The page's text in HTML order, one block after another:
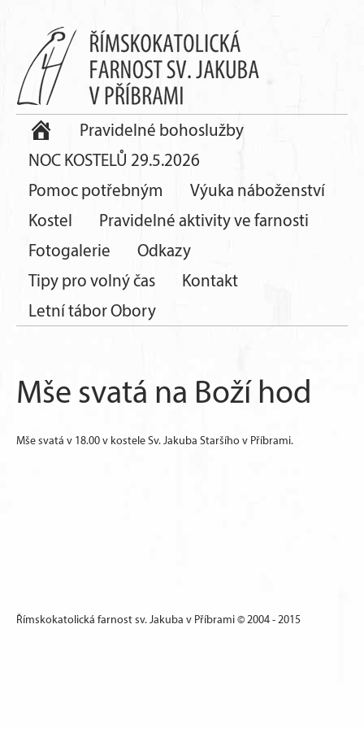
Pravidelné bohoslužby
NOC KOSTELŮ 29.5.2026
Pomoc potřebným
Výuka náboženství
Kostel
Pravidelné aktivity ve farnosti
Fotogalerie
Odkazy
Tipy pro volný čas
Kontakt
Letní tábor Obory
Mše svatá na Boží hod
Mše svatá v 18.00 v kostele Sv. Jakuba Staršího v Příbrami.
Římskokatolická farnost sv. Jakuba v Příbrami © 2004 - 2015